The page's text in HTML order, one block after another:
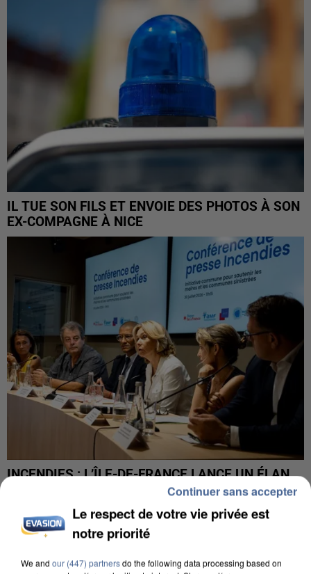
IL TUE SON FILS ET ENVOIE DES PHOTOS À SON
EX-COMPAGNE À NICE
INCENDIES : L’ÎLE-DE-FRANCE LANCE UN ÉLAN
DE SOLIDARITÉ AVEC LES...
Le respect de votre vie privée est
notre priorité
We and our (447) partnersdo the following data processing based on
Continuer sans accepter